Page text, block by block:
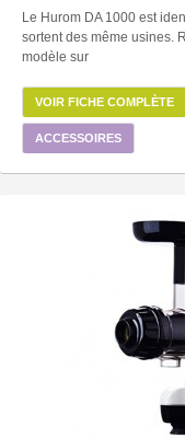
Le Hurom DA 1000 est
sortent des même usines.
modèle sur
VOIR FICHE COMPLÈTE
ACCESSOIRES